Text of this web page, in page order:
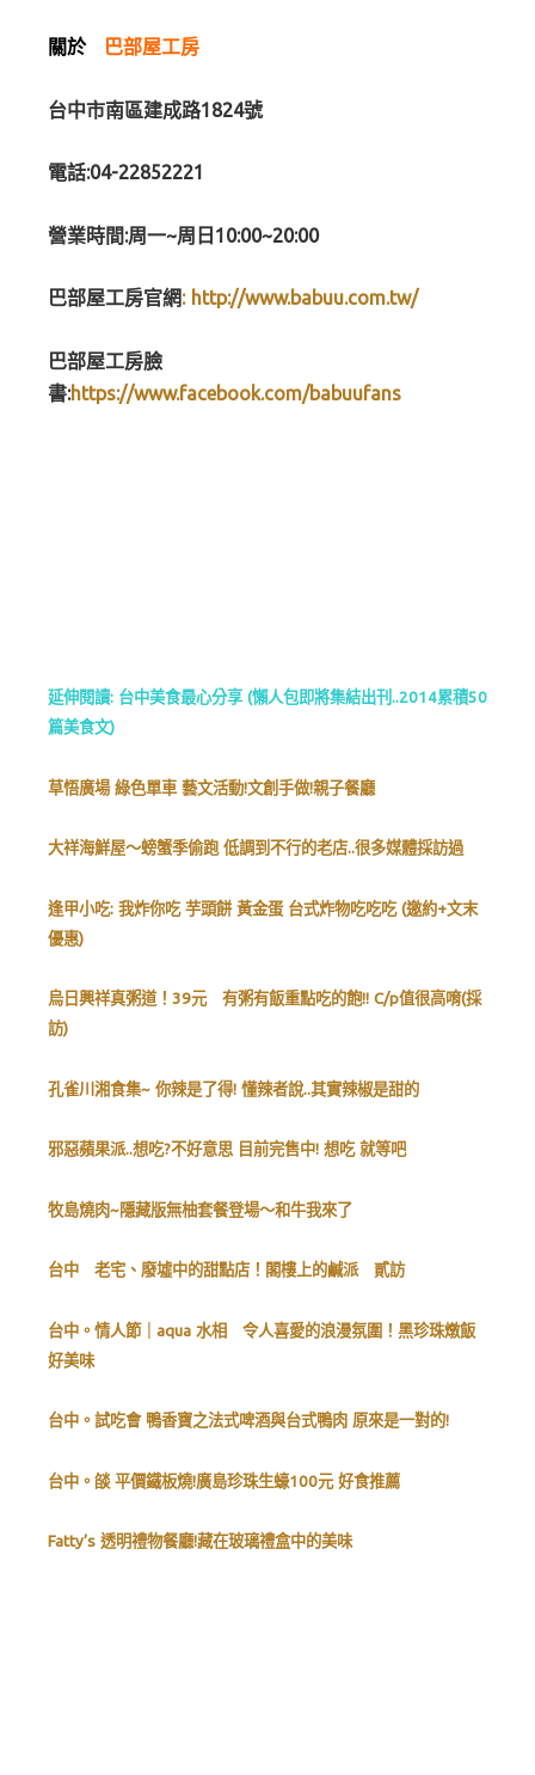
關於巴部屋工房
台中市南區建成路1824號
電話:04-22852221
營業時間:周一~周日10:00~20:00
巴部屋工房官網: http://www.babuu.com.tw/
巴部屋工房臉
書:https://www.facebook.com/babuufans
延伸閱讀: 台中美食最心分享 (懶人包即將集結出刊..2014累積50
篇美食文)
草悟廣場 綠色單車 藝文活動!文創手做!親子餐廳
大祥海鮮屋～螃蟹季偷跑 低調到不行的老店..很多媒體採訪過
逢甲小吃: 我炸你吃 芋頭餅 黃金蛋 台式炸物吃吃吃 (邀約+文末
優惠)
烏日興祥真粥道！39元 有粥有飯重點吃的飽!! C/p值很高唷(採
訪)
孔雀川湘食集~ 你辣是了得! 懂辣者說..其實辣椒是甜的
邪惡蘋果派..想吃?不好意思 目前完售中! 想吃 就等吧
牧島燒肉~隱藏版無柚套餐登場～和牛我來了
台中 老宅、廢墟中的甜點店！閣樓上的鹹派 貳訪
台中。情人節｜aqua 水相 令人喜愛的浪漫氛圍！黑珍珠燉飯
好美味
台中。試吃會 鴨香寶之法式啤酒與台式鴨肉 原來是一對的!
台中。燄 平價鐵板燒!廣島珍珠生蠔100元 好食推薦
Fatty’s 透明禮物餐廳!藏在玻璃禮盒中的美味